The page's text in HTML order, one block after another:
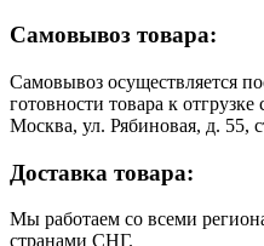
Самовывоз товара:
Самовывоз осуществляется
готовности товара к
Москва, ул. Рябиновая, д. 55,
Доставка товара:
Мы работаем со всеми
странами СНГ.